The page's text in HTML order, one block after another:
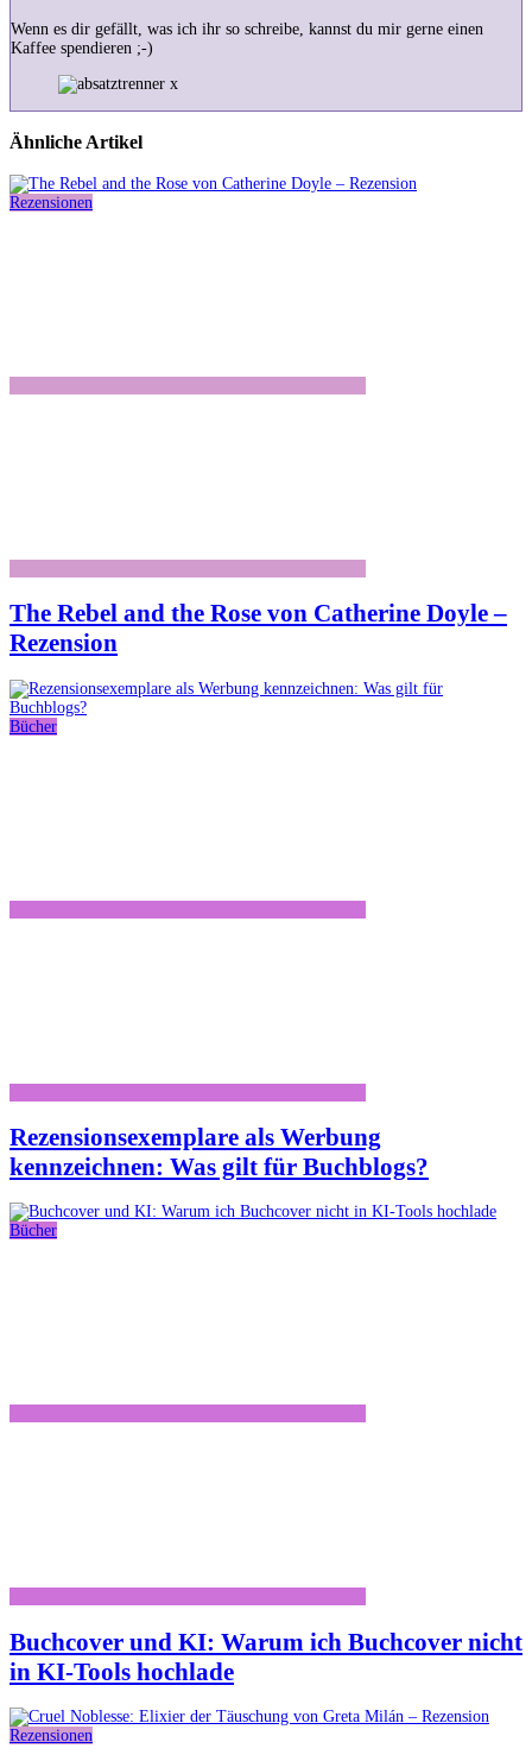
Wenn es dir gefällt, was ich ihr so schreibe, kannst du mir gerne einen
Kaffee spendieren ;-)
Ähnliche Artikel
Rezensionen
The Rebel and the Rose von Catherine Doyle –
Rezension
Bücher
Rezensionsexemplare als Werbung
kennzeichnen: Was gilt für Buchblogs?
Bücher
Buchcover und KI: Warum ich Buchcover nicht
in KI-Tools hochlade
Rezensionen